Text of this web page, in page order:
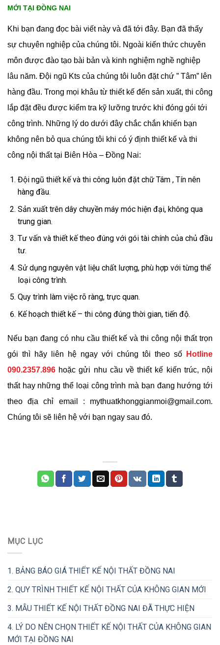
MỚI TẠI ĐỒNG NAI
Khi bạn đang đọc bài viết này và đã tới đây. Bạn đã thấy
sự chuyên nghiệp của chúng tôi. Ngoài kiến thức chuyên
môn được đào tạo bài bản và kinh nghiệm nghề nghiệp
lâu năm. Đội ngũ Kts của chúng tôi luôn đặt chứ ” Tâm” lên
hàng đầu. Trong mọi khâu từ thiết kế đến sản xuất, thi công
lắp đặt đều được kiểm tra kỹ lưỡng trước khi đóng gói tới
công trình. Những lý do dưới đây chắc chắn khiến bạn
không nên bỏ qua chúng tôi khi có ý định thiết kế và thi
công nội thất tại Biên Hòa – Đồng Nai:
Đội ngũ thiết kế và thi công luôn đặt chữ Tâm , Tín nên
hàng đầu.
Sản xuất trên dây chuyền máy móc hiện đại, không qua
trung gian.
Tư vấn và thiết kế theo đúng với gói tài chính của chủ đầu
tư.
Sử dụng nguyên vật liệu chất lượng, phù hợp với từng thể
loại công trình.
Quy trình làm việc rõ ràng, trực quan.
Kế hoạch thiết kế – thi công đúng thời gian, tiến độ.
Nếu bạn đang có nhu cầu thiết kế và thi công nội thất trọn
gói thì hãy liên hệ ngay với chúng tôi theo số
Hotline
090.2357.896 hoặc gửi nhu cầu về thiết kế kiến trúc, nội
thất hay những thể loại công trình mà bạn đang hướng tới
theo địa chỉ email : mythuatkhonggianmoi@gmail.com.
Chúng tôi sẽ liên hệ với bạn ngay sau đó.
MỤC LỤC
1. BẢNG BÁO GIÁ THIẾT KẾ NỘI THẤT ĐỒNG NAI
2. QUY TRÌNH THIẾT KẾ NỘI THẤT CỦA KHÔNG GIAN MỚI
3. MẪU THIẾT KẾ NỘI THẤT ĐỒNG NAI ĐÃ THỰC HIỆN
4. LÝ DO NÊN CHỌN THIẾT KẾ NỘI THẤT CỦA KHÔNG GIAN
MỚI TẠI ĐỒNG NAI